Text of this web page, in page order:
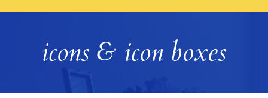
icons & icon boxes